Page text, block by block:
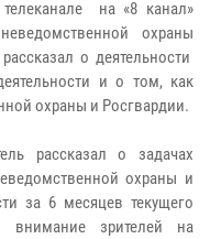
на «8 канал»
охраны
о деятельности
и о том, как
охраны и Росгвардии.
рассказал о задачах
охраны и
за 6 месяцев текущего
внимание зрителей на